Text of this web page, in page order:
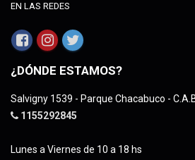
EN LAS REDES
¿DÓNDE ESTAMOS?
Salvigny 1539 - Parque Chacabuco -
1155292845
Lunes a Viernes de 10 a 18 hs